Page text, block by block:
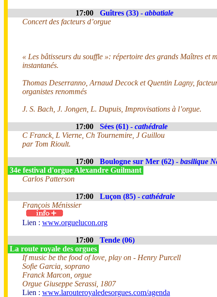
17:00 Guîtres (33) - abbatiale
Concert des facteurs d’orgue
« Les bâtisseurs du souffle »: répertoire des grands Maîtres et
instantanés.
Thomas Deserranno, Arnaud Decock et Quentin Lagny,
organistes renommés
J. S. Bach, J. Jongen, L. Dupuis, Improvisations à l’orgue.
17:00 Sées (61) - cathédrale
C Franck, L Vierne, Ch Tournemire, J Guillou
par Tom Rioult.
17:00 Boulogne sur Mer (62) - basilique
34e festival d'orgue Alexandre Guilmant
Carlos Patterson
17:00 Luçon (85) - cathédrale
François Ménissier
Lien : www.orguelucon.org
17:00
Tende (06)
La route royale des orgues
If music be the food of love, play on - Henry Purcell
Sofie Garcia, soprano
Franck Marcon, orgue
Orgue Giuseppe Serassi, 1807
Lien : www.larouteroyaledesorgues.com/agenda